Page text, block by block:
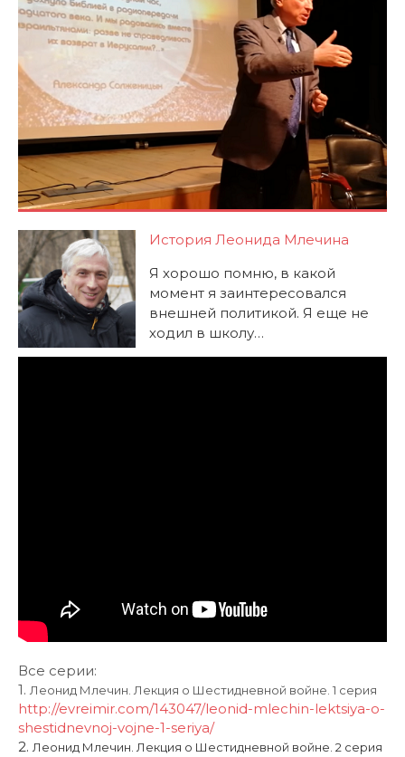
История Леонида Млечина
Я хорошо помню, в какой
момент я заинтересовался
внешней политикой. Я еще не
ходил в школу…
Все серии:
1.Леонид Млечин. Лекция о Шестидневной войне. 1 серия
http://evreimir.com/143047/leonid-mlechin-lektsiya-o-
shestidnevnoj-vojne-1-seriya/
2.Леонид Млечин. Лекция о Шестидневной войне. 2 серия